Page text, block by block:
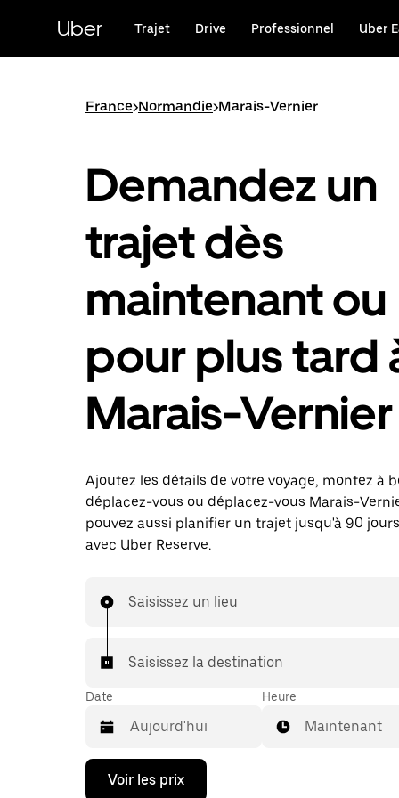
principal
Uber Trajet Drive Professionnel Uber
France>Normandie>Marais-Vernier
Demandez un
trajet dès
maintenant ou
pour plus tard
Marais-Vernier
Ajoutez les détails de votre voyage, montez à
déplacez-vous ou déplacez-vous Marais-
pouvez aussi planifier un trajet jusqu'à 90
avec Uber Reserve.
Saisissez un lieu
Saisissez la destination
Date
Appuyez
Heure
Maintenant
Voir les prix